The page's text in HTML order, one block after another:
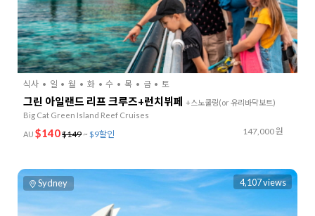
식사 일 월 화 수 목 금 토
그린 아일랜드 리프 크루즈+런치뷔페 +스노쿨링(or 유리바닥보트)
Big Cat Green Island Reef Cruises
147,000 원
AU $140$149 ~ $9할인
Sydney 4,107 views